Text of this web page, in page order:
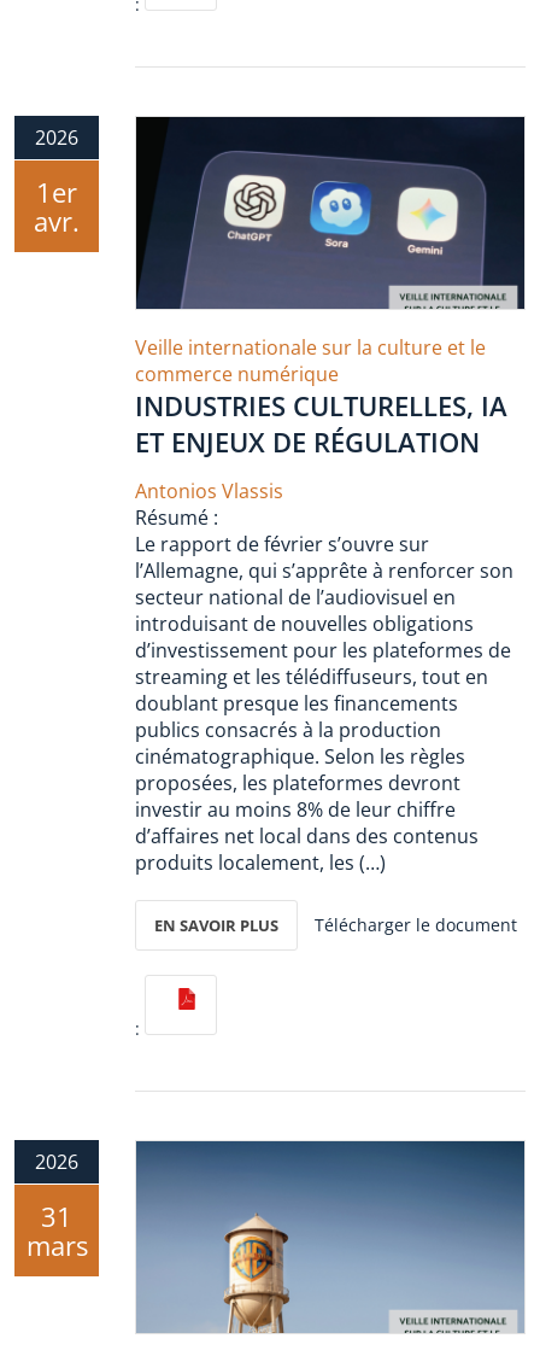
:
2026
1er
avr.
Veille internationale sur la culture et le
commerce numérique
INDUSTRIES CULTURELLES, IA
ET ENJEUX DE RÉGULATION
Antonios Vlassis
Résumé :
Le rapport de février s’ouvre sur
l’Allemagne, qui s’apprête à renforcer son
secteur national de l’audiovisuel en
introduisant de nouvelles obligations
d’investissement pour les plateformes de
streaming et les télédiffuseurs, tout en
doublant presque les financements
publics consacrés à la production
cinématographique. Selon les règles
proposées, les plateformes devront
investir au moins 8% de leur chiffre
d’affaires net local dans des contenus
produits localement, les (…)
EN SAVOIR PLUS Télécharger le document
:
2026
31
mars